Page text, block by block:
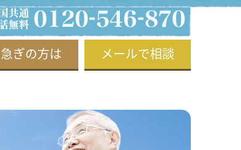
ぎの方は メールで相談